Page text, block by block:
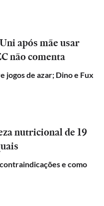
após mãe usar
não comenta
jogos de azar; Dino e Fux
nutricional de 19
e como